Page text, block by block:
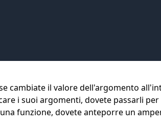
cambiate il valore dell'argomento
i suoi argomenti, dovete passarli
funzione, dovete anteporre un